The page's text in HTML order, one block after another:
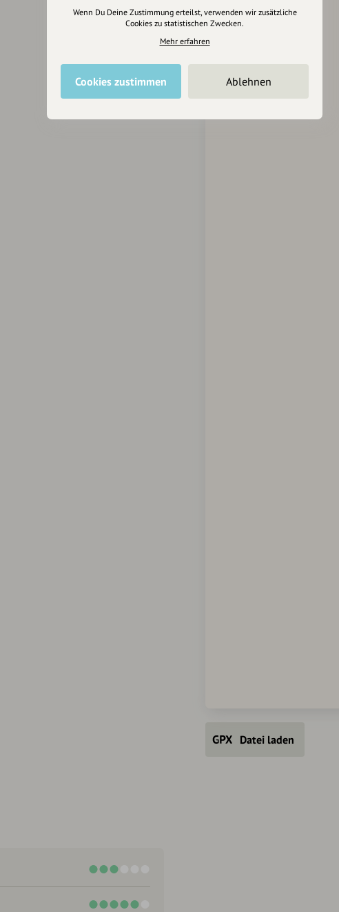
Datei laden
Wenn Du Deine Zustimmung erteilst, verwenden wir zusätzliche
Cookies zu statistischen Zwecken.
Mehr erfahren
Cookies zustimmen Ablehnen